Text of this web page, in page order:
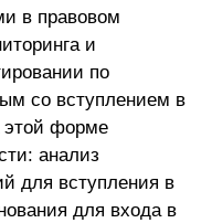
в правовом
и
по
со вступлением в
этой форме
анализ
для вступления в
для входа в